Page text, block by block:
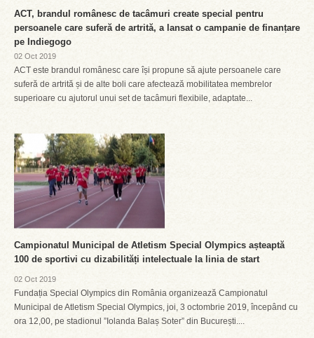
ACT, brandul românesc de tacâmuri create special pentru
persoanele care suferă de artrită, a lansat o campanie de finanțare
pe Indiegogo
02 Oct 2019
ACT este brandul românesc care își propune să ajute persoanele care
suferă de artrită și de alte boli care afectează mobilitatea membrelor
superioare cu ajutorul unui set de tacâmuri flexibile, adaptate...
Campionatul Municipal de Atletism Special Olympics așteaptă
100 de sportivi cu dizabilități intelectuale la linia de start
02 Oct 2019
Fundația Special Olympics din România organizează Campionatul
Municipal de Atletism Special Olympics, joi, 3 octombrie 2019, începând cu
ora 12,00, pe stadionul ”Iolanda Balaș Soter” din București....